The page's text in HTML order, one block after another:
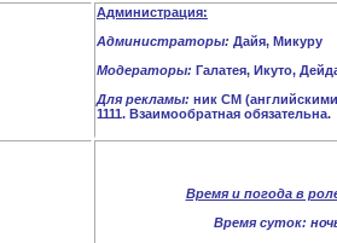
Администрация:
Администраторы: Дайя, Микуру
Модераторы: Галатея, Икуто,
Для рекламы: ник CM
1111. Взаимообратная обязательна.
Время и погода в
Время суток: